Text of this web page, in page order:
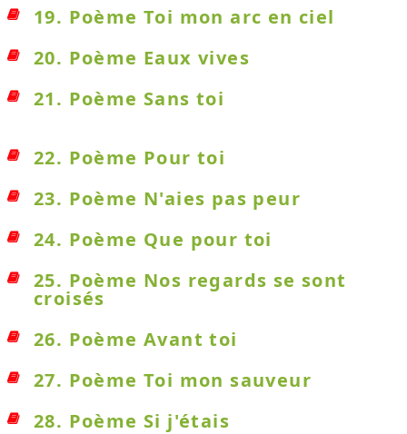
19. Poème Toi mon arc en ciel
20. Poème Eaux vives
21. Poème Sans toi
22. Poème Pour toi
23. Poème N'aies pas peur
24. Poème Que pour toi
25. Poème Nos regards se sont
croisés
26. Poème Avant toi
27. Poème Toi mon sauveur
28. Poème Si j'étais